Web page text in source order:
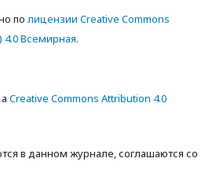
по лицензии Creative Commons
4.0 Всемирная.
Creative Commons Attribution 4.0
в данном журнале, соглашаются со